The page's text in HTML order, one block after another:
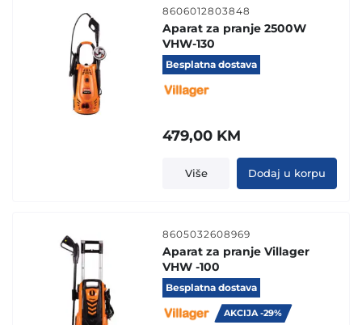
8606012803848
Aparat za pranje 2500W
VHW-130
Besplatna dostava
479,00 KM
Više Dodaj u korpu
8605032608969
Aparat za pranje Villager
VHW -100
Besplatna dostava
AKCIJA -29%